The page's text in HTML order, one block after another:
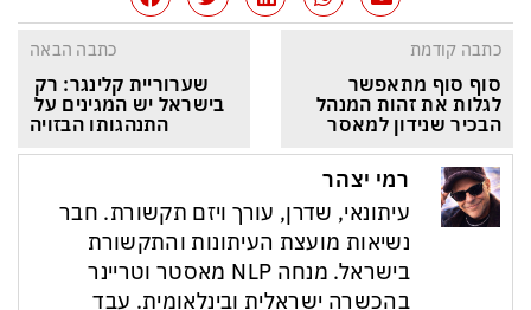
כתבה קודמת
סוף סוף מתאפשר
לגלות את זהות המנהל
הבכיר שנידון למאסר
כתבה הבאה
שערוריית קלינגר: רק
בישראל יש המגינים על
התנהגותו הבזויה
רמי יצהר
עיתונאי, שדרן, עורך ויזם תקשורת. חבר
נשיאות מועצת העיתונות והתקשורת
בישראל. מנחה NLP מאסטר וטריינר
בהכשרה ישראלית ובינלאומית. עבד